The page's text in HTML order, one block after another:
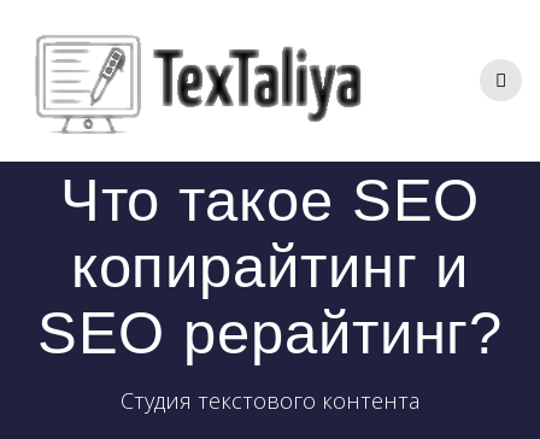
контенту
Что такое SEO
копирайтинг и
SEO рерайтинг?
Студия текстового контента